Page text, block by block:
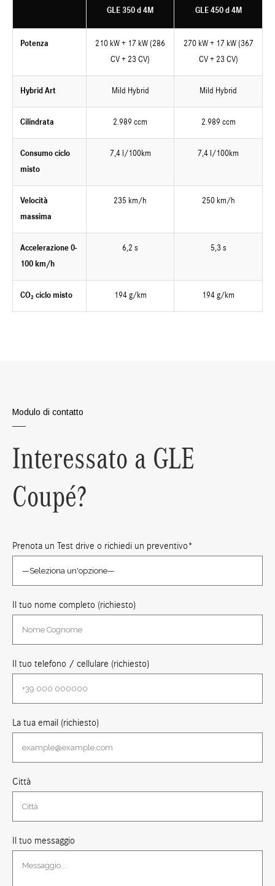
GLE 350 d 4M GLE 450 d 4M
Potenza
210 kW + 17 kW (286
CV + 23 CV)
270 kW + 17 kW (367
CV + 23 CV)
Hybrid Art Mild Hybrid Mild Hybrid
Cilindrata 2.989 ccm 2.989 ccm
Consumo ciclo
misto
7,4 l/100km 7,4 l/100km
Velocità
massima
235 km/h 250 km/h
Accelerazione 0-
100 km/h
6,2 s 5,3 s
CO₂ ciclo misto 194 g/km 194 g/km
Modulo di contatto
Interessato a GLE
Coupé?
Prenota un Test drive o richiedi un preventivo*
Il tuo nome completo (richiesto)
Il tuo telefono / cellulare (richiesto)
La tua email (richiesto)
Città
Il tuo messaggio